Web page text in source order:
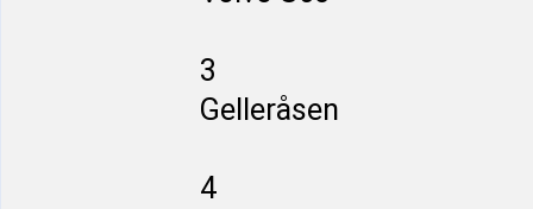
3
Gelleråsen
4